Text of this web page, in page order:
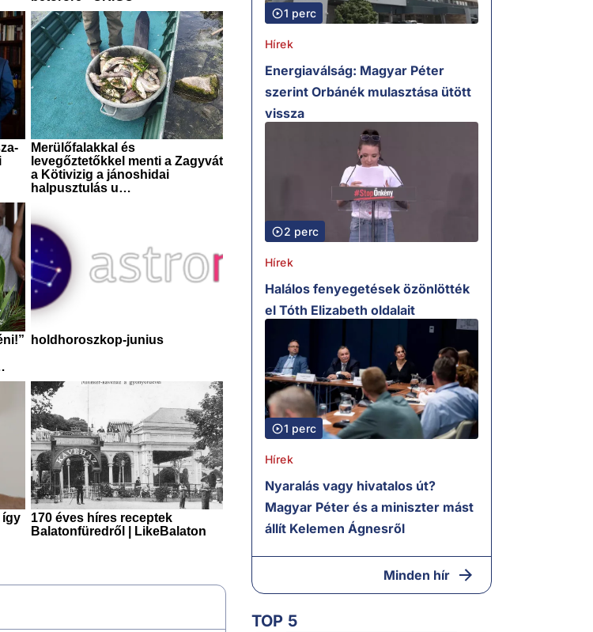
1 perc
Hírek
Energiaválság: Magyar Péter
szerint Orbánék mulasztása ütött
vissza
2 perc
Hírek
Halálos fenyegetések özönlötték
el Tóth Elizabeth oldalait
1 perc
Hírek
Nyaralás vagy hivatalos út?
Magyar Péter és a miniszter mást
állít Kelemen Ágnesről
Minden hír
TOP 5